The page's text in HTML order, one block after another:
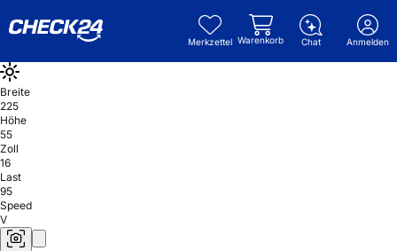
Merkzettel Warenkorb Chat Anmelden
Breite
225
Höhe
55
Zoll
16
Last
95
Speed
V